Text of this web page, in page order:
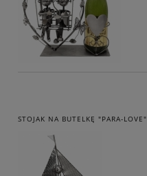
STOJAK NA BUTELKĘ "PARA-LOVE"